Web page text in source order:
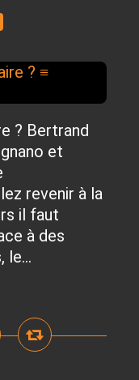
? Bertrand
et
revenir à la
il faut
à des
le...